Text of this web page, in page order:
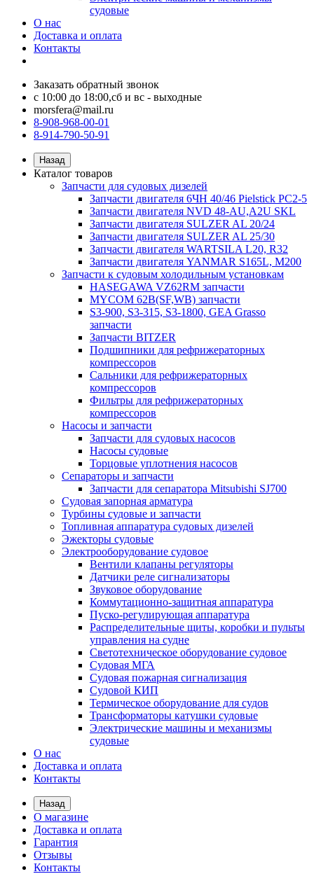
судовые
О нас
Доставка и оплата
Контакты
Заказать обратный звонок
с 10:00 до 18:00,сб и вс - выходные
morsfera@mail.ru
8-908-968-00-01
8-914-790-50-91
Назад
Каталог товаров
Запчасти для судовых дизелей
Запчасти двигателя 6ЧН 40/46 Pielstick PC2-5
Запчасти двигателя NVD 48-AU,A2U SKL
Запчасти двигателя SULZER AL 20/24
Запчасти двигателя SULZER AL 25/30
Запчасти двигателя WARTSILA L20, R32
Запчасти двигателя YANMAR S165L, M200
Запчасти к судовым холодильным установкам
HASEGAWA VZ62RM запчасти
MYCOM 62B(SF,WB) запчасти
S3-900, S3-315, S3-1800, GEA Grasso
запчасти
Запчасти BITZER
Подшипники для рефрижераторных
компрессоров
Сальники для рефрижераторных
компрессоров
Фильтры для рефрижераторных
компрессоров
Насосы и запчасти
Запчасти для судовых насосов
Насосы судовые
Торцовые уплотнения насосов
Сепараторы и запчасти
Запчасти для сепаратора Mitsubishi SJ700
Судовая запорная арматура
Турбины судовые и запчасти
Топливная аппаратура судовых дизелей
Эжекторы судовые
Электрооборудование судовое
Вентили клапаны регуляторы
Датчики реле сигнализаторы
Звуковое оборудование
Коммутационно-защитная аппаратура
Пуско-регулирующая аппаратура
Распределительные щиты, коробки и пульты
управления на судне
Светотехническое оборудование судовое
Судовая МГА
Судовая пожарная сигнализация
Судовой КИП
Термическое оборудование для судов
Трансформаторы катушки судовые
Электрические машины и механизмы
судовые
О нас
Доставка и оплата
Контакты
Назад
О магазине
Доставка и оплата
Гарантия
Отзывы
Контакты